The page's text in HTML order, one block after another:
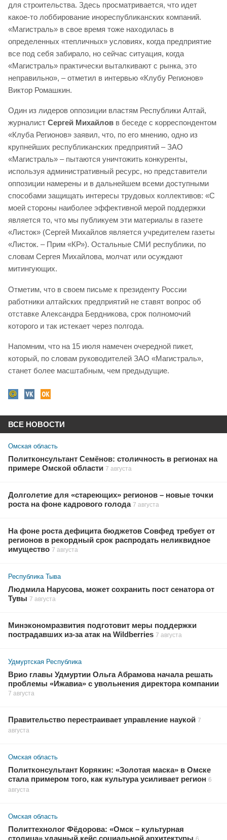
для строительства. Здесь просматривается, что идет
какое-то лоббирование инореспубликанских компаний.
«Магистраль» в свое время тоже находилась в
определенных «тепличных» условиях, когда предприятие
все под себя забирало, но сейчас ситуация, когда
«Магистраль» практически выталкивают с рынка, это
неправильно», – отметил в интервью «Клубу Регионов»
Виктор Ромашкин.
Один из лидеров оппозиции властям Республики Алтай,
журналист Сергей Михайлов в беседе с корреспондентом
«Клуба Регионов» заявил, что, по его мнению, одно из
крупнейших республиканских предприятий – ЗАО
«Магистраль» – пытаются уничтожить конкуренты,
используя административный ресурс, но представители
оппозиции намерены и в дальнейшем всеми доступными
способами защищать интересы трудовых коллективов: «С
моей стороны наиболее эффективной мерой поддержки
является то, что мы публикуем эти материалы в газете
«Листок» (Сергей Михайлов является учредителем газеты
«Листок. – Прим «КР»). Остальные СМИ республики, по
словам Сергея Михайлова, молчат или осуждают
митингующих.
Отметим, что в своем письме к президенту России
работники алтайских предприятий не ставят вопрос об
отставке Александра Бердникова, срок полномочий
которого и так истекает через полгода.
Напомним, что на 15 июля намечен очередной пикет,
который, по словам руководителей ЗАО «Магистраль»,
станет более масштабным, чем предыдущие.
ВСЕ НОВОСТИ
Омская область
Политконсультант Семёнов: столичность в регионах на
примере Омской области 7 августа
Долголетие для «стареющих» регионов – новые точки
роста на фоне кадрового голода 7 августа
На фоне роста дефицита бюджетов Совфед требует от
регионов в рекордный срок распродать неликвидное
имущество 7 августа
Республика Тыва
Людмила Нарусова, может сохранить пост сенатора от
Тувы 7 августа
Минэкономразвития подготовит меры поддержки
пострадавших из-за атак на Wildberries 7 августа
Удмуртская Республика
Врио главы Удмуртии Ольга Абрамова начала решать
проблемы «Ижавиа» с увольнения директора компании
7 августа
Правительство перестраивает управление наукой 7
августа
Омская область
Политконсультант Корякин: «Золотая маска» в Омске
стала примером того, как культура усиливает регион 6
августа
Омская область
Политтехнолог Фёдорова: «Омск – культурная
столица» удачный кейс социальной архитектуры